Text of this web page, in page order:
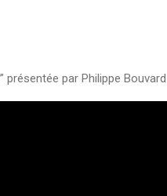
présentée par Philippe